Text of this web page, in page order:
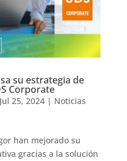
su estrategia de
Corporate
Jul 25, 2024| Noticias
han mejorado su
gracias a la solución